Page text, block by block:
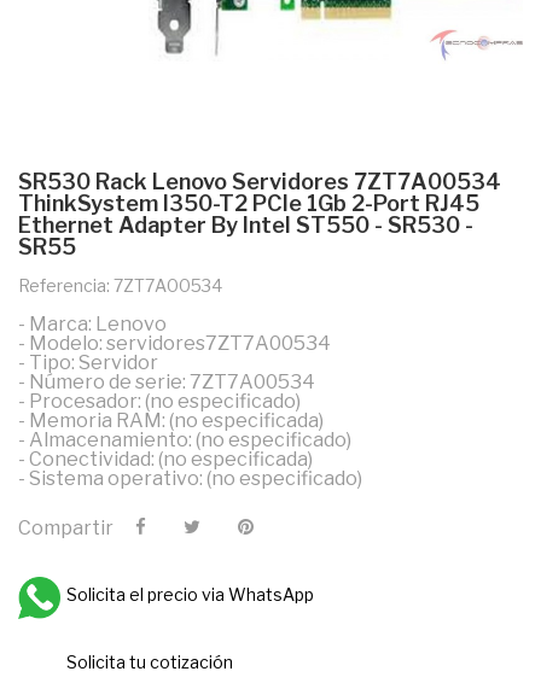
SR530 Rack Lenovo Servidores 7ZT7A00534
ThinkSystem I350-T2 PCIe 1Gb 2-Port RJ45
Ethernet Adapter By Intel ST550 - SR530 -
SR55
Referencia: 7ZT7A00534
- Marca: Lenovo
- Modelo: servidores7ZT7A00534
- Tipo: Servidor
- Número de serie: 7ZT7A00534
- Procesador: (no especificado)
- Memoria RAM: (no especificada)
- Almacenamiento: (no especificado)
- Conectividad: (no especificada)
- Sistema operativo: (no especificado)
Compartir
Solicita el precio via WhatsApp
Solicita tu cotización